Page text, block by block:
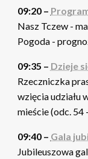
09:20 –
Nasz Tczew -
Pogoda -
09:35 – Dzieje
Rzeczniczka
wzięcia udziału
mieście (odc. 54
09:40 – Gala
Jubileuszowa